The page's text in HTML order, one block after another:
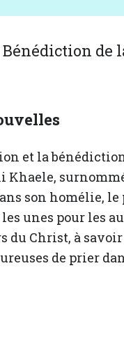
et la
Khaele,
son homélie,
les unes pour les
du Christ, à
de prier